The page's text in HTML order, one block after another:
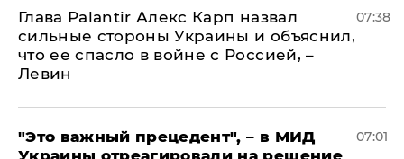
Глава Palantir Алекс Карп назвал
сильные стороны Украины и объяснил,
что ее спасло в войне с Россией, –
Левин
07:38
"Это важный прецедент", – в МИД
Украины отреагировали на решение
07:01